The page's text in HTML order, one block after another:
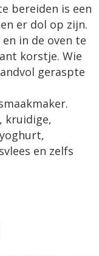
bereiden is een
er dol op zijn.
in de oven te
korstje. Wie
geraspte
kruidige,
en zelfs